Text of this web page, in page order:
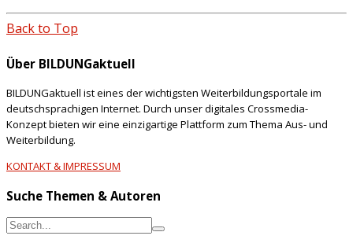
Back to Top
Über BILDUNGaktuell
BILDUNGaktuell ist eines der wichtigsten Weiterbildungsportale im
deutschsprachigen Internet. Durch unser digitales Crossmedia-
Konzept bieten wir eine einzigartige Plattform zum Thema Aus- und
Weiterbildung.
KONTAKT & IMPRESSUM
Suche Themen & Autoren